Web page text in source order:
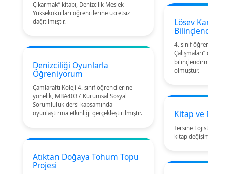
Çıkarmak” kitabı, Denizcilik Meslek
Yüksekokulları öğrencilerine ücretsiz
dağıtılmıştır.
Denizciliği Oyunlarla
Öğreniyorum
Çamlaraltı Koleji 4. sınıf öğrencilerine
yönelik, MBA4037 Kurumsal Sosyal
Sorumluluk dersi kapsamında
oyunlaştırma etkinliği gerçekleştirilmiştir.
Atıktan Doğaya Tohum Topu
Projesi
Lösev
4. sınıf
Çalışmaları” dersi
bilinçlendirme
olmuştur.
Kitap ve
Tersine Lojistik
kitap değişim